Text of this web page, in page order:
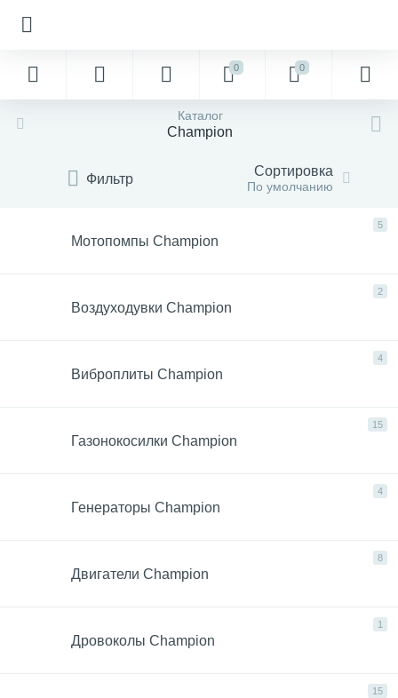
0 0
Каталог
Champion
Фильтр Сортировка
По умолчанию
5
Мотопомпы Champion
2
Воздуходувки Champion
4
Виброплиты Champion
15
Газонокосилки Champion
4
Генераторы Champion
8
Двигатели Champion
1
Дровоколы Champion
15